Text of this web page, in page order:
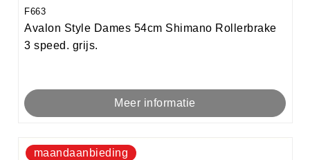
F663
Avalon Style Dames 54cm Shimano Rollerbrake
3 speed. grijs.
Meer informatie
maandaanbieding